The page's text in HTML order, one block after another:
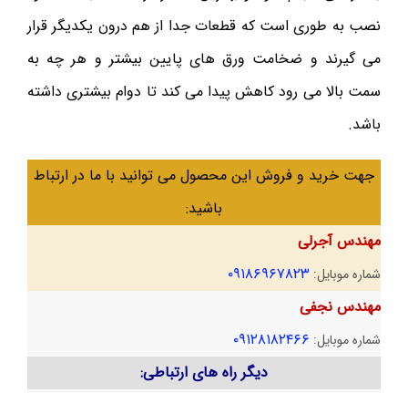
نصب به طوری است که قطعات جدا از هم درون یکدیگر قرار
می گیرند و ضخامت ورق های پایین بیشتر و هر چه به
سمت بالا می رود کاهش پیدا می کند تا دوام بیشتری داشته
باشد.
جهت خرید و فروش این محصول می توانید با ما در ارتباط
باشید:
مهندس آجرلی
شماره موبایل: ۰۹۱۸۶۹۶۷۸۲۳
مهندس نجفی
شماره موبایل: ۰۹۱۲۸۱۸۲۴۶۶
دیگر راه های ارتباطی: